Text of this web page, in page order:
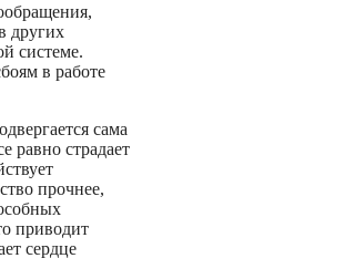
других
системе.
в работе
сама
равно страдает
прочнее,
приводит
сердце